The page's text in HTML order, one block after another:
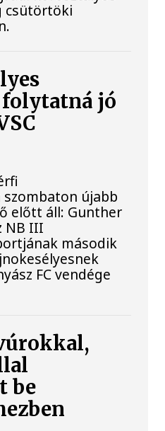
csütörtöki
jó
újabb
előtt áll: Gunther
NB III
második
FC vendége
be